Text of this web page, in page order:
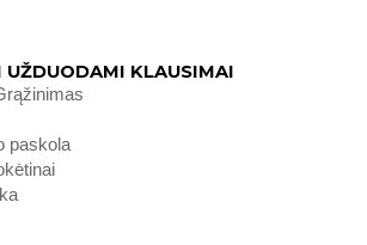
UŽDUODAMI KLAUSIMAI
paskola